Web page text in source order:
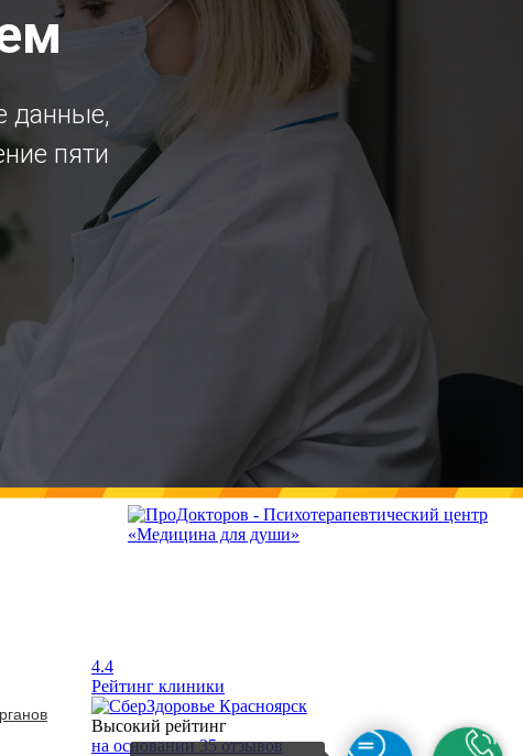
данные,
пяти
4.4
Рейтинг клиники
Высокий рейтинг
на основании 35 отзывов